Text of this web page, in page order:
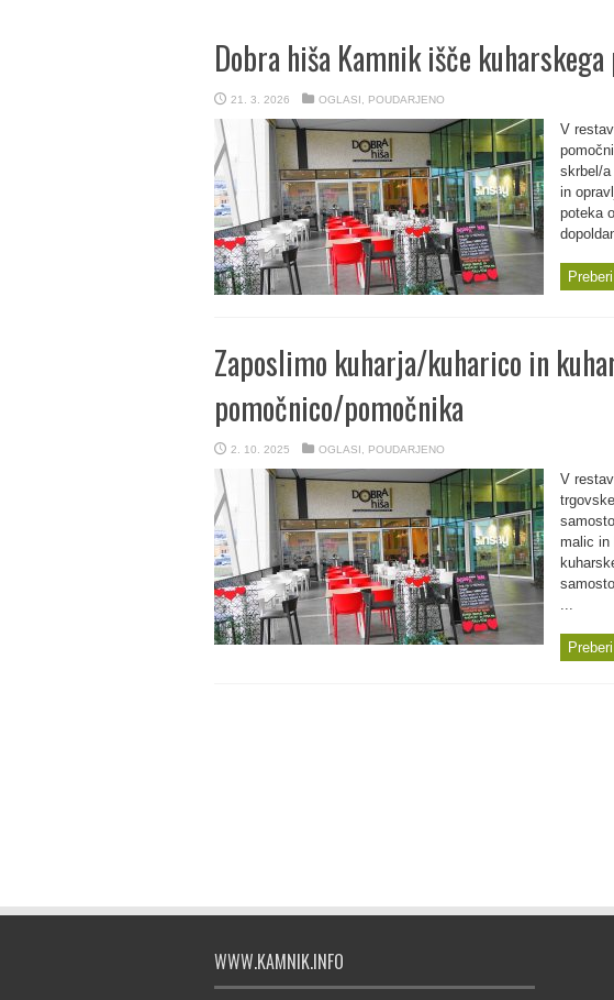
Dobra hiša Kamnik išče
21. 3. 2026 OGLASI POUDARJENO
V
skrbel/
in
poteka
Zaposlimo kuharja/kuharico in
pomočnico/pomočnika
2. 10. 2025 OGLASI POUDARJENO
V
malic in
...
WWW.KAMNIK.INFO